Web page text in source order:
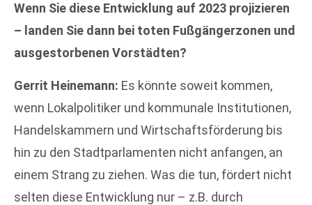
Wenn Sie diese Entwicklung auf 2023 projizieren
– landen Sie dann bei toten Fußgängerzonen und
ausgestorbenen Vorstädten?
Gerrit Heinemann: Es könnte soweit kommen,
wenn Lokalpolitiker und kommunale Institutionen,
Handelskammern und Wirtschaftsförderung bis
hin zu den Stadtparlamenten nicht anfangen, an
einem Strang zu ziehen. Was die tun, fördert nicht
selten diese Entwicklung nur – z.B. durch